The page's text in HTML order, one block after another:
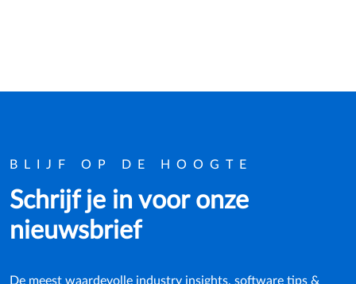
BLIJF OP DE HOOGTE
Schrijf je in voor onze
nieuwsbrief
De meest waardevolle industry insights, software tips &